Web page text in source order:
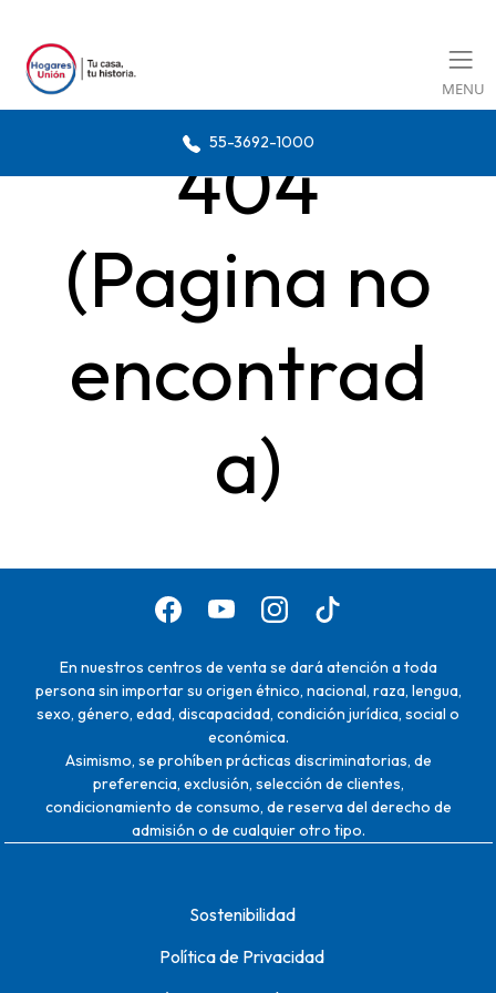
MENU
55-3692-1000
404
(Pagina no
encontrad
a)
En nuestros centros de venta se dará atención a toda
persona sin importar su origen étnico, nacional, raza, lengua,
sexo, género, edad, discapacidad, condición jurídica, social o
económica.
Asimismo, se prohíben prácticas discriminatorias, de
preferencia, exclusión, selección de clientes,
condicionamiento de consumo, de reserva del derecho de
admisión o de cualquier otro tipo.
Sostenibilidad
Política de Privacidad